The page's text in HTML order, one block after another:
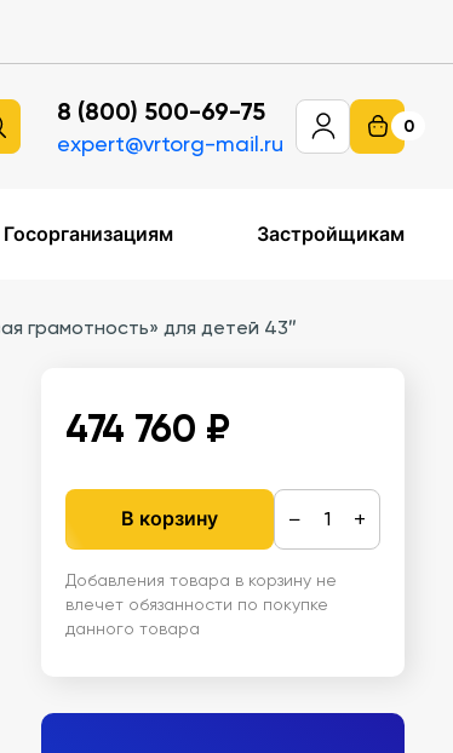
8 (800) 500-69-75
expert@vrtorg-mail.ru
0
Госорганизациям Застройщикам
грамотность» для детей 43″
474 760 ₽
В корзину − +
Добавления товара в корзину не
влечет обязанности по покупке
данного товара